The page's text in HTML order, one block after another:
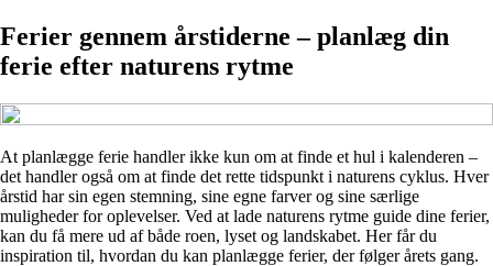
Ferier gennem årstiderne – planlæg din
ferie efter naturens rytme
At planlægge ferie handler ikke kun om at finde et hul i kalenderen –
det handler også om at finde det rette tidspunkt i naturens cyklus. Hver
årstid har sin egen stemning, sine egne farver og sine særlige
muligheder for oplevelser. Ved at lade naturens rytme guide dine ferier,
kan du få mere ud af både roen, lyset og landskabet. Her får du
inspiration til, hvordan du kan planlægge ferier, der følger årets gang.